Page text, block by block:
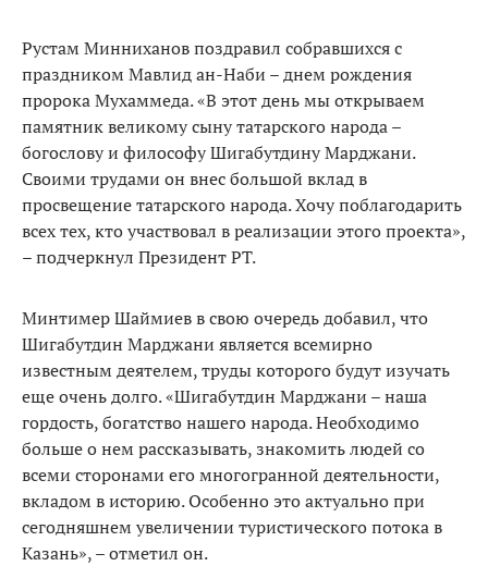
Рустам Минниханов поздравил собравшихся с
праздником Мавлид ан-Наби – днем рождения
пророка Мухаммеда. «В этот день мы открываем
памятник великому сыну татарского народа –
богослову и философу Шигабутдину Марджани.
Своими трудами он внес большой вклад в
просвещение татарского народа. Хочу поблагодарить
всех тех, кто участвовал в реализации этого проекта»,
– подчеркнул Президент РТ.
Минтимер Шаймиев в свою очередь добавил, что
Шигабутдин Марджани является всемирно
известным деятелем, труды которого будут изучать
еще очень долго. «Шигабутдин Марджани – наша
гордость, богатство нашего народа. Необходимо
больше о нем рассказывать, знакомить людей со
всеми сторонами его многогранной деятельности,
вкладом в историю. Особенно это актуально при
сегодняшнем увеличении туристического потока в
Казань», – отметил он.